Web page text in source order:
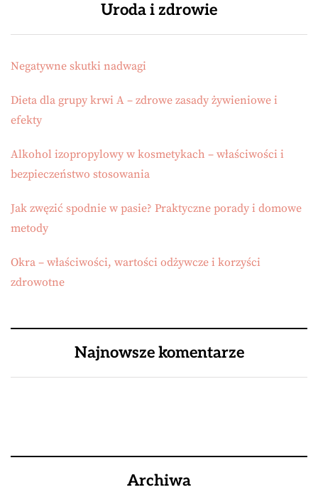
Uroda i zdrowie
Negatywne skutki nadwagi
Dieta dla grupy krwi A – zdrowe zasady żywieniowe i
efekty
Alkohol izopropylowy w kosmetykach – właściwości i
bezpieczeństwo stosowania
Jak zwęzić spodnie w pasie? Praktyczne porady i domowe
metody
Okra – właściwości, wartości odżywcze i korzyści
zdrowotne
Najnowsze komentarze
Archiwa